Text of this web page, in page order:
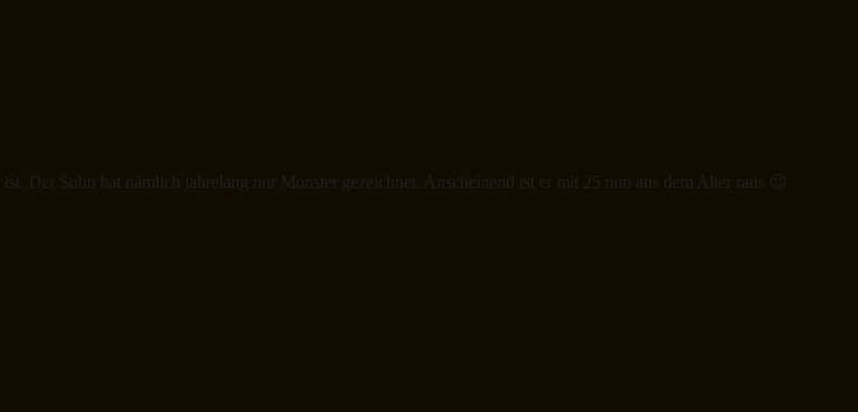
Der Sohn hat nämlich jahrelang nur Monster gezeichnet. Anscheinend ist er mit 25 nun aus dem Alter raus 😉